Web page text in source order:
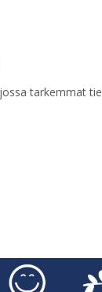
tarkemmat